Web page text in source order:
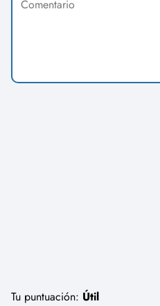
Tu puntuación: Útil